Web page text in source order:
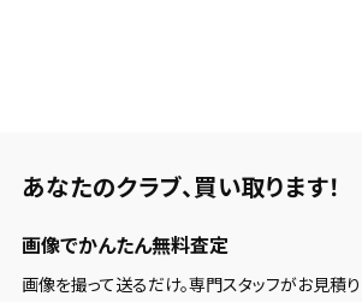
新着通知
検索条件を保存
検索条件を保存しました。
これまで保存した検索条件は、マイペ
あなたのクラブ、 買い取ります！
画像でかんたん無料査定
画像を撮って送るだけ。専門スタッフがお見積り